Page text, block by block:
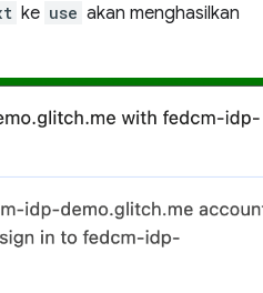
ke use akan menghasilkan